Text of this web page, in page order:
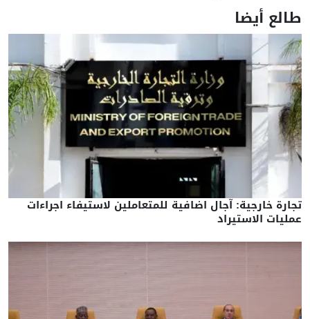
طالع أيضا
تجارة خارجية: آجال اضافية للمتعاملين لاستيفاء اجراءات
عمليات الاستيراد